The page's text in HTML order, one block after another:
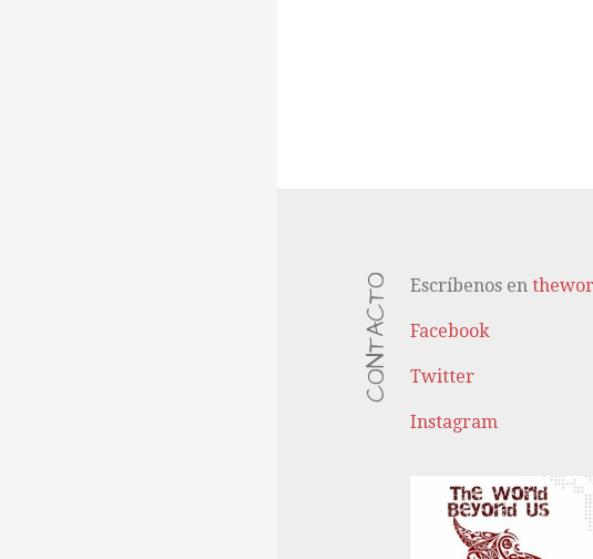
CONTACTO Escríbenos en
Facebook
Twitter
Instagram